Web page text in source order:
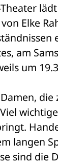
Elke
am
um
langen
sind die